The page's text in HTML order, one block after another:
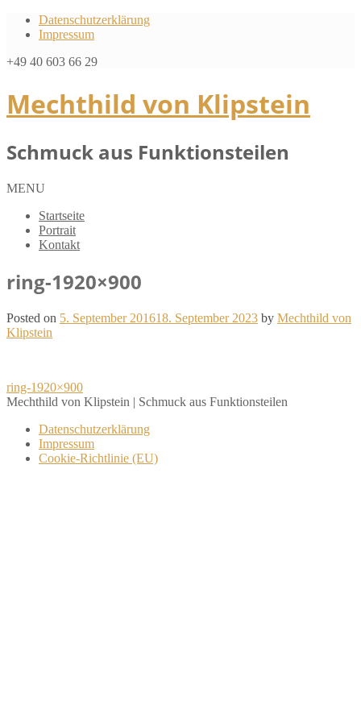
Datenschutzerklärung
Impressum
+49 40 603 66 29
Mechthild von Klipstein
Schmuck aus Funktionsteilen
MENU
Startseite
Portrait
Kontakt
ring-1920×900
Posted on 5. September 201618. September 2023 by Mechthild von
Klipstein
Beitragsnavigation
ring-1920×900
Mechthild von Klipstein | Schmuck aus Funktionsteilen
Datenschutzerklärung
Impressum
Cookie-Richtlinie (EU)